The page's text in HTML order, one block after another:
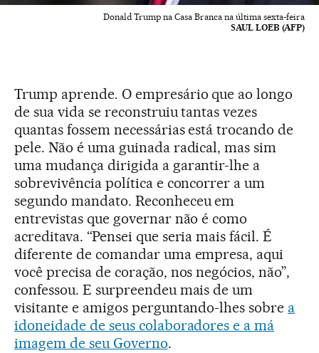
Donald Trump na Casa Branca na última sexta-feira
SAUL LOEB (AFP)
Trump aprende. O empresário que ao longo
de sua vida se reconstruiu tantas vezes
quantas fossem necessárias está trocando de
pele. Não é uma guinada radical, mas sim
uma mudança dirigida a garantir-lhe a
sobrevivência política e concorrer a um
segundo mandato. Reconheceu em
entrevistas que governar não é como
acreditava. “Pensei que seria mais fácil. É
diferente de comandar uma empresa, aqui
você precisa de coração, nos negócios, não”,
confessou. E surpreendeu mais de um
visitante e amigos perguntando-lhes sobre a
idoneidade de seus colaboradores e a má
imagem de seu Governo.